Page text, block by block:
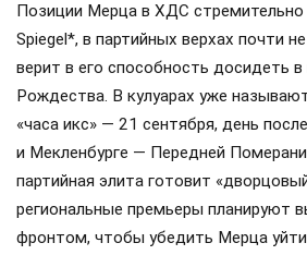
Позиции Мерца в ХДС
Spiegel*, в партийных верхах почти
верит в его способность досидеть в
Рождества. В кулуарах уже
«часа икс» — 21 сентября, день
и Мекленбурге — Передней
партийная элита готовит
региональные премьеры планируют
фронтом, чтобы убедить Мерца